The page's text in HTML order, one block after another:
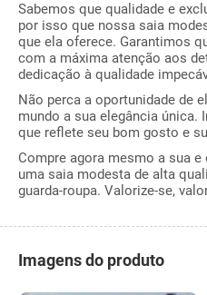
Sabemos que qualidade e
por isso que nossa saia
que ela oferece. Garantimos
com a máxima atenção aos
dedicação à qualidade
Não perca a oportunidade de
mundo a sua elegância única.
que reflete seu bom gosto e
Compre agora mesmo a sua
uma saia modesta de alta
guarda-roupa. Valorize-se,
Imagens do produto